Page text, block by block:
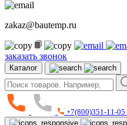
zakaz@bautemp.ru
заказать звонок
Каталог
+7(800)351-11-05